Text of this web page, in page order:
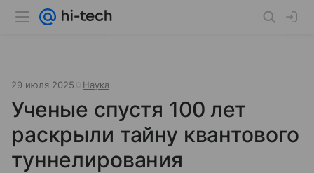
29 июля 2025 Наука
Ученые спустя 100 лет
раскрыли тайну квантового
туннелирования